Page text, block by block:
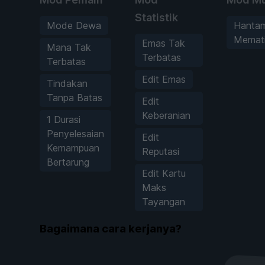
Mode Dewa
Mana Tak
Terbatas
Tindakan
Tanpa Batas
1 Durasi
Penyelesaian
Kemampuan
Bertarung
Statistik
Emas Tak
Terbatas
Edit Emas
Edit
Keberanian
Edit
Reputasi
Edit Kartu
Maks
Tayangan
Bagaimana cara kerjanya?